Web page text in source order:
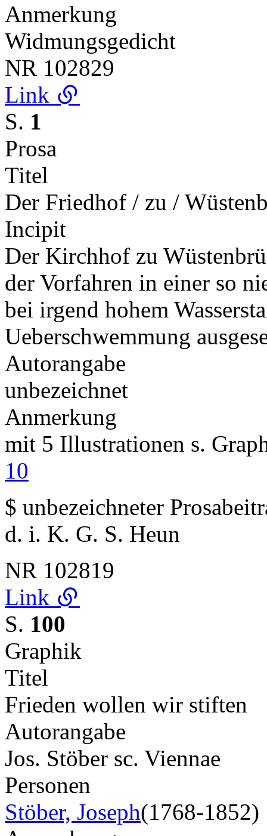
Anmerkung
Widmungsgedicht
NR 102829
Link
S. 1
Prosa
Titel
Der Friedhof / zu /
Incipit
Der Kirchhof zu
der Vorfahren in einer so
bei irgend hohem
Ueberschwemmung
Autorangabe
unbezeichnet
Anmerkung
mit 5 Illustrationen s.
10
$ unbezeichneter
d. i. K. G. S. Heun
NR 102819
Link
S. 100
Graphik
Titel
Frieden wollen wir stiften
Autorangabe
Jos. Stöber sc. Viennae
Personen
Stöber, Joseph(1768-1852)